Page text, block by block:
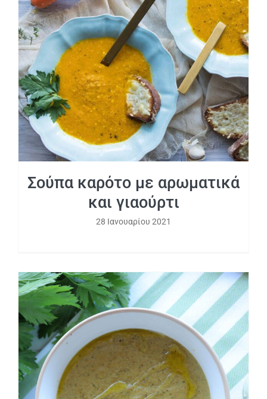
Σούπα καρότο με αρωματικά και
γιαούρτι
Σούπα καρότο με αρωματικά
και γιαούρτι
28 Ιανουαρίου 2021
Σούπα με μανιτάρια και λαχανικά